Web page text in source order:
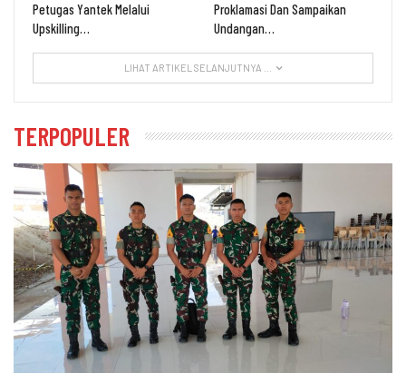
Petugas Yantek Melalui
Upskilling…
Proklamasi Dan Sampaikan
Undangan…
LIHAT ARTIKEL SELANJUTNYA ...
TERPOPULER